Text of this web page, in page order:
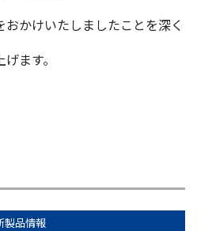
かけいたしましたことを深く
ます。
製品情報